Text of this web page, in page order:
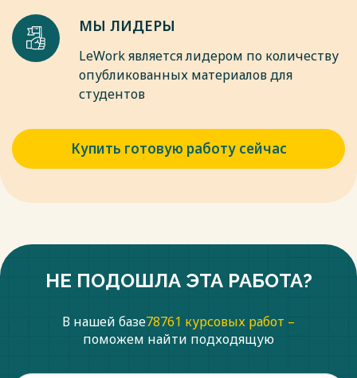
МЫ ЛИДЕРЫ
LeWork является лидером по количеству
опубликованных материалов для
студентов
Купить готовую работу сейчас
НЕ ПОДОШЛА ЭТА РАБОТА?
В нашей базе78761 курсовых работ –
поможем найти подходящую